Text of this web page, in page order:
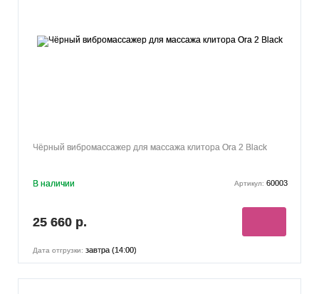
Чёрный вибромассажер для массажа клитора Ora 2 Black
В наличии Артикул: 60003
25 660 р.
Дата отгрузки: завтра (14:00)